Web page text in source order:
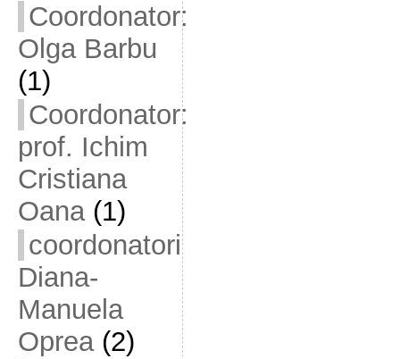
Coordonator:
Olga Barbu
(1)
Coordonator:
prof. Ichim
Cristiana
Oana(1)
coordonatori
Diana-
Manuela
Oprea(2)